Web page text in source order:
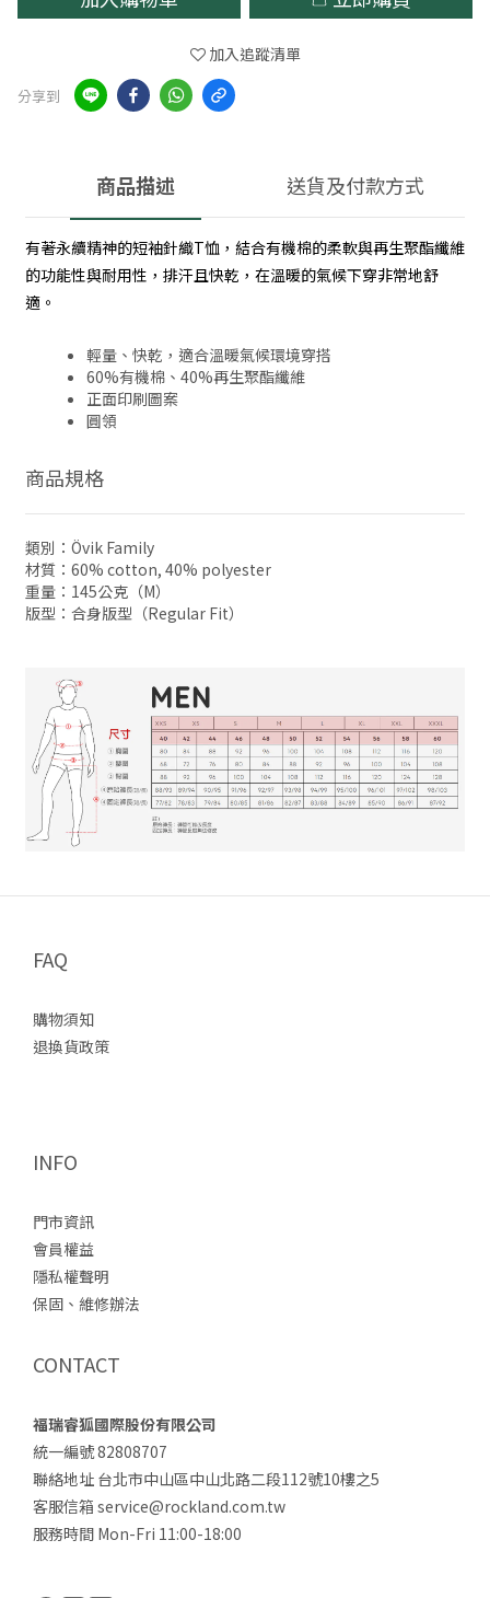
加入追蹤清單
分享到
商品描述 送貨及付款方式
有著永續精神的短袖針織T恤，結合有機棉的柔軟與再生聚酯纖維
的功能性與耐用性，排汗且快乾，在溫暖的氣候下穿非常地舒
適。
輕量、快乾，適合溫暖氣候環境穿搭
60%有機棉、40%再生聚酯纖維
正面印刷圖案
圓領
商品規格
類別：Övik Family
材質：60% cotton, 40% polyester
重量：145公克（M）
版型：合身版型（Regular Fit）
FAQ
購物須知
退換貨政策
INFO
門市資訊
會員權益
隱私權聲明
保固、維修辦法
CONTACT
福瑞睿狐國際股份有限公司
統一編號 82808707
聯絡地址 台北市中山區中山北路二段112號10樓之5
客服信箱 service@rockland.com.tw
服務時間 Mon-Fri 11:00-18:00